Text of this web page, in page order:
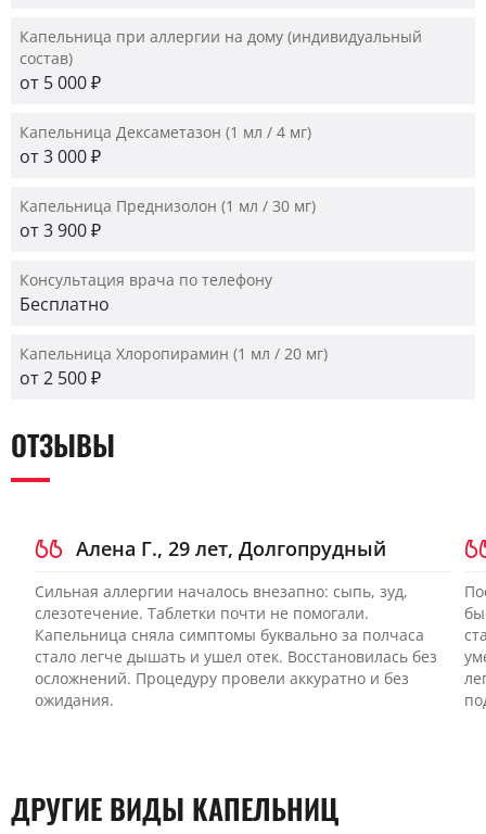
Капельница при аллергии на дому (индивидуальный
состав)
от 5 000 ₽
Капельница Дексаметазон (1 мл / 4 мг)
от 3 000 ₽
Капельница Преднизолон (1 мл / 30 мг)
от 3 900 ₽
Консультация врача по телефону
Бесплатно
Капельница Хлоропирамин (1 мл / 20 мг)
от 2 500 ₽
ОТЗЫВЫ
Алена Г., 29 лет, Долгопрудный
Сильная аллергии началось внезапно: сыпь, зуд,
слезотечение. Таблетки почти не помогали.
Капельница сняла симптомы буквально за полчаса
стало легче дышать и ушел отек. Восстановилась без
осложнений. Процедуру провели аккуратно и без
ожидания.
ДРУГИЕ ВИДЫ КАПЕЛЬНИЦ